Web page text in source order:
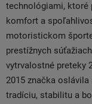
technológiami, ktoré
komfort a
motoristickom
prestížnych
vytrvalostné preteky
2015 značka
tradíciu, stabilitu a